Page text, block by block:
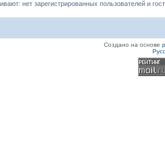
нет зарегистрированных пользователей и
Создано на основе